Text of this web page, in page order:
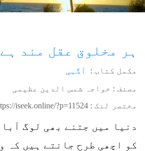
ہر مخلوق عقل مند ہے
مکمل کتاب : آگہی
مصنف : خواجہ شمس الدین عظیمی
مختصر لنک : iseek.online/?p=11524
دنیا میں جتنے بھی لوگ
کو اچھی طرح جانتے ہیں کہ